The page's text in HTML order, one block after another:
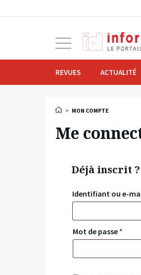
navigation
REVUES ACTUALITÉ
> MON COMPTE
Me
Déjà inscrit ?
Identifiant ou e-
Mot de passe *